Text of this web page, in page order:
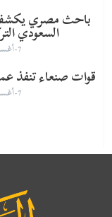
باحث مصري يكشف
السعودي
7-أغسطس- 2026
قوات صنعاء تنفذ
7-أغسطس- 2026